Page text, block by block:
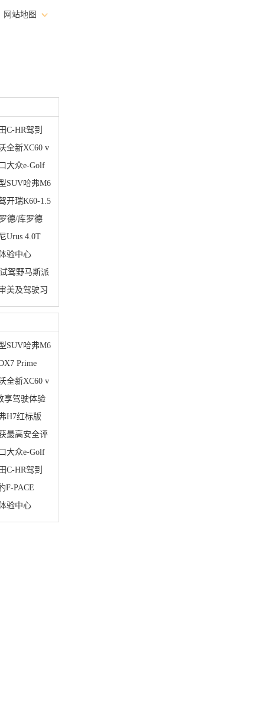
网站地图
C-HR驾到
全新XC60 v
大众e-Golf
SUV哈弗M6
开瑞K60-1.5
德/库罗德
Urus 4.0T
验中心
驾野马斯派
美及驾驶习
SUV哈弗M6
Prime
全新XC60 v
享驾驶体验
H7红标版
最高安全评
大众e-Golf
C-HR驾到
F-PACE
验中心